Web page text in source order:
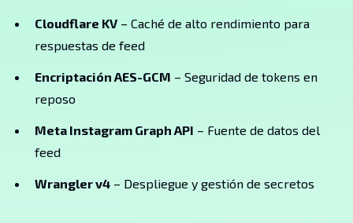
Cloudflare KV – Caché de alto rendimiento para
respuestas de feed
Encriptación AES-GCM – Seguridad de tokens en
reposo
Meta Instagram Graph API – Fuente de datos del
feed
Wrangler v4 – Despliegue y gestión de secretos